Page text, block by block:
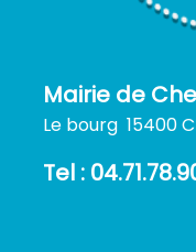
Mairie de
Le bourg 15400
Tel :